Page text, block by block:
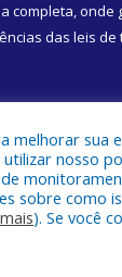
completa, onde
das leis de
a Câmara
melhorar sua
nosso
sobre como
). Se você